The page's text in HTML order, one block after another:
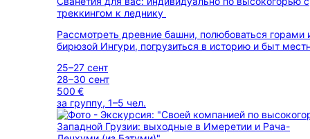
треккингом к леднику
Рассмотреть древние башни, полюбоваться горами
бирюзой Ингури, погрузиться в историю и быт
25–27 сент
28–30 сент
500 €
за группу, 1–5 чел.